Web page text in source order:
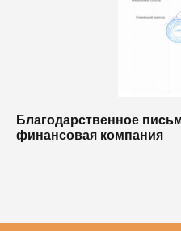
Благодарственное
финансовая компания